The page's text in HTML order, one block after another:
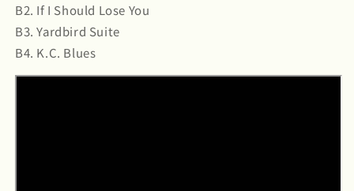
B2. If I Should Lose You
B3. Yardbird Suite
B4. K.C. Blues